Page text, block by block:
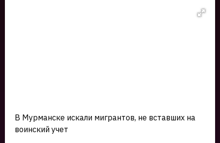
В Мурманске искали мигрантов, не вставших на
воинский учет